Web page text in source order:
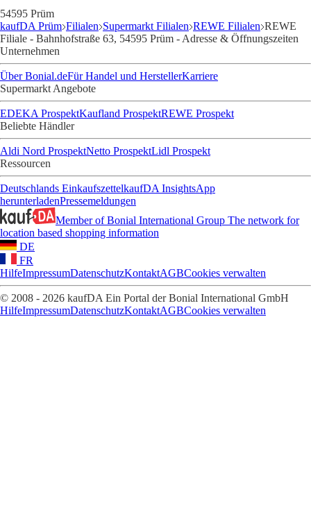
54595 Prüm
kaufDA Prüm Filialen Supermarkt Filialen REWE Filialen REWE
Filiale - Bahnhofstraße 63, 54595 Prüm - Adresse & Öffnungszeiten
Unternehmen
Über Bonial.deFür Handel und HerstellerKarriere
Supermarkt Angebote
EDEKA ProspektKaufland ProspektREWE Prospekt
Beliebte Händler
Aldi Nord ProspektNetto ProspektLidl Prospekt
Ressourcen
Deutschlands EinkaufszettelkaufDA InsightsApp
herunterladenPressemeldungen
Member of Bonial International Group The network for
location based shopping information
DE
FR
HilfeImpressumDatenschutzKontaktAGBCookies verwalten
© 2008 - 2026 kaufDA Ein Portal der Bonial International GmbH
HilfeImpressumDatenschutzKontaktAGBCookies verwalten